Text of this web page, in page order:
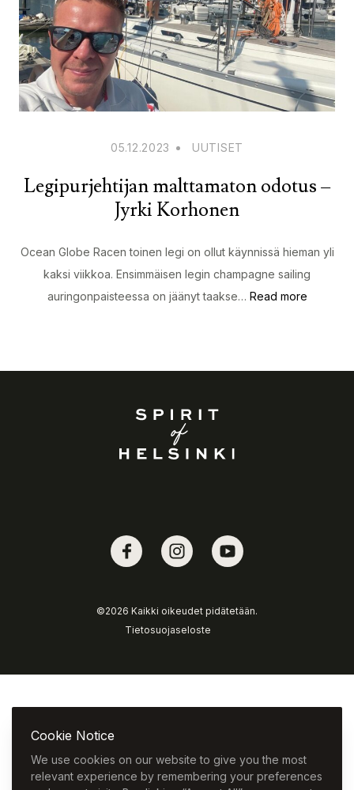
05.12.2023 UUTISET
Legipurjehtijan malttamaton odotus –
Jyrki Korhonen
Ocean Globe Racen toinen legi on ollut käynnissä hieman yli
kaksi viikkoa. Ensimmäisen legin champagne sailing
auringonpaisteessa on jäänyt taakse… Read more
Spirit of Helsinki
FacebookInstagramYoutube
©2026 Kaikki oikeudet pidätetään.
Tietosuojaseloste
Cookie Notice
We use cookies on our website to give you the most
relevant experience by remembering your preferences